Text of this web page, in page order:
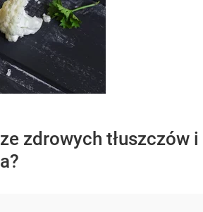
zdrowych tłuszczów